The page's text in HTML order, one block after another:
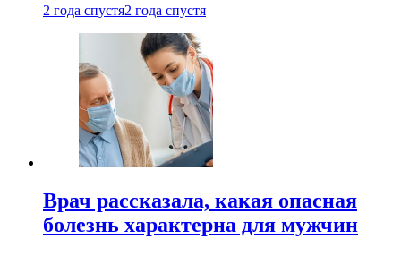
2 года спустя2 года спустя
Врач рассказала, какая опасная
болезнь характерна для мужчин